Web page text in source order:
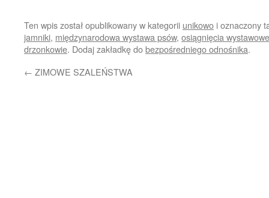
Ten wpis został opublikowany w kategorii unikowo i oznaczony
jamniki, międzynarodowa wystawa psów, osiągnięcia wystawowe
drzonkowie. Dodaj zakładkę dobezpośredniego odnośnika.
← ZIMOWE SZALEŃSTWA